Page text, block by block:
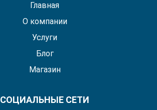
Главная
О компании
Услуги
Блог
Магазин
СОЦИАЛЬНЫЕ СЕТИ